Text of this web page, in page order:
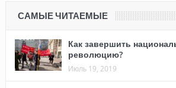
САМЫЕ ЧИТАЕМЫЕ
Как завершить
революцию?
Июль 19, 2019